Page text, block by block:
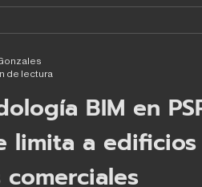
BIM en
limita a
comerciales
de lectura